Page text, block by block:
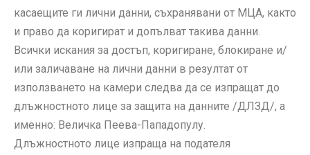
касаещите ги лични данни, съхранявани от МЦА, както
и право да коригират и допълват такива данни.
Всички искания за достъп, коригиране, блокиране и/
или заличаване на лични данни в резултат от
използването на камери следва да се изпращат до
длъжностното лице за защита на данните /ДЛЗД/, а
именно: Величка Пеева-Пападопулу.
Длъжностното лице изпраща на подателя